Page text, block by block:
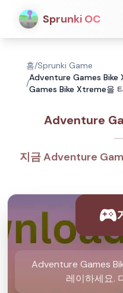
Sprunki OC
홈/Sprunki Game
/
Adventure Games Bike
Games Bike Xtreme을
Adventure
지금 Adventure
Adventure Games
레이하세요.